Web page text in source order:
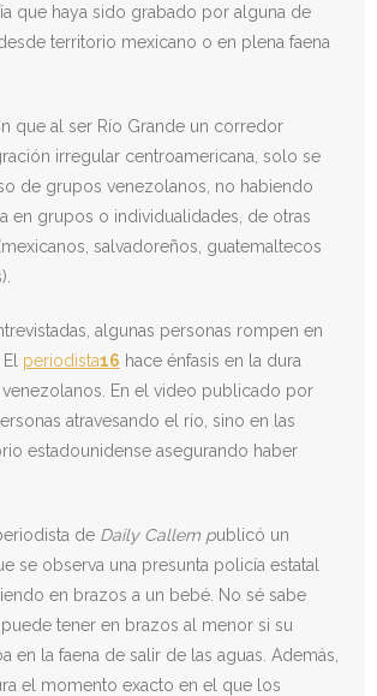
que haya sido grabado por alguna de
territorio mexicano o en plena faena
que al ser Río Grande un corredor
irregular centroamericana, solo se
de grupos venezolanos, no habiendo
en grupos o individualidades, de otras
salvadoreños, guatemaltecos
algunas personas rompen en
periodista16 hace énfasis en la dura
En el video publicado por
atravesando el río, sino en las
estadounidense asegurando haber
de Daily Callem publicó un
se observa una presunta policía estatal
en brazos a un bebé. No sé sabe
tener en brazos al menor si su
en la faena de salir de las aguas. Además,
el momento exacto en el que los